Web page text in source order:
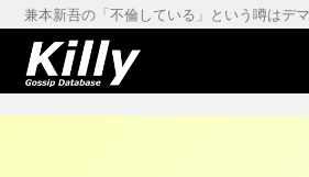
兼本新吾の「不倫している」という噂はデ